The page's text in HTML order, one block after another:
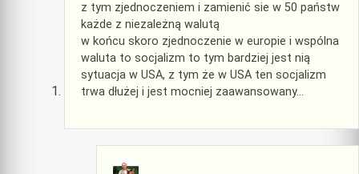
z tym zjednoczeniem i zamienić sie w 50 państw
każde z niezależną walutą
w końcu skoro zjednoczenie w europie i wspólna
waluta to socjalizm to tym bardziej jest nią
sytuacja w USA, z tym że w USA ten socjalizm
trwa dłużej i jest mocniej zaawansowany…